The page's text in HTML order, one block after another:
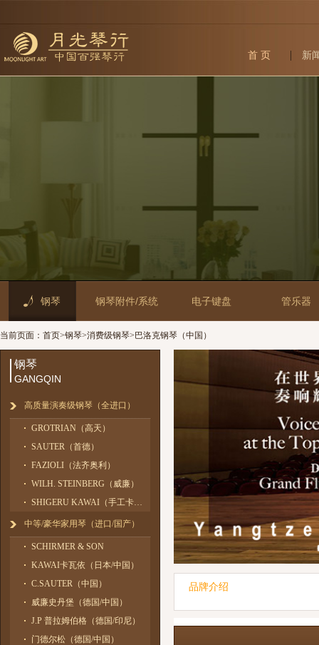
首 页 新
钢琴 钢琴附件/系统 电子键盘 管乐器
当前页面： 首页>钢琴>消费级钢琴> 巴洛克钢琴（中国）
钢琴
GANGQIN
高质量演奏级钢琴（全进口）
GROTRIAN（高天）
SAUTER（首德）
FAZIOLI（法齐奥利）
WILH. STEINBERG（威廉）
SHIGERU KAWAI（手工卡瓦依）
中等/豪华家用琴（进口/国产）
SCHIRMER & SON
KAWAI卡瓦依（日本/中国）
C.SAUTER（中国）
威廉史丹堡（德国/中国）
J.P 普拉姆伯格（德国/印尼）
门德尔松（德国/中国）
品牌介绍